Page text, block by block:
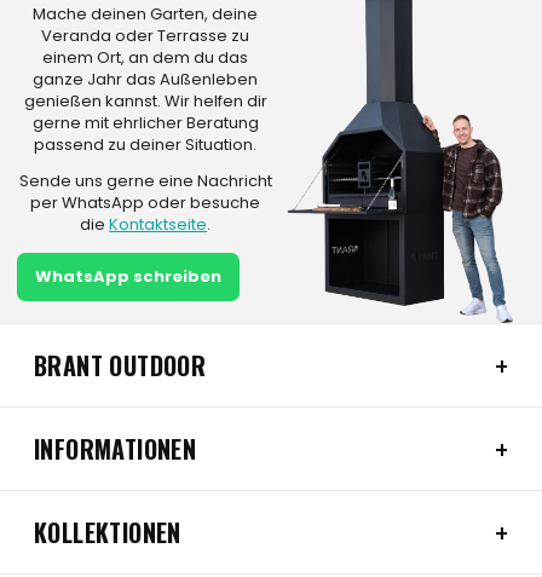
Mache deinen Garten, deine
Veranda oder Terrasse zu
einem Ort, an dem du das
ganze Jahr das Außenleben
genießen kannst. Wir helfen dir
gerne mit ehrlicher Beratung
passend zu deiner Situation.
Sende uns gerne eine Nachricht
per WhatsApp oder besuche
dieKontaktseite.
WhatsApp schreiben
BRANT OUTDOOR
INFORMATIONEN
KOLLEKTIONEN